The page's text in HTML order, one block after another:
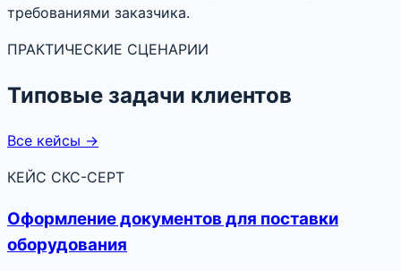
требованиями заказчика.
ПРАКТИЧЕСКИЕ СЦЕНАРИИ
Типовые задачи клиентов
Все кейсы →
КЕЙС СКС-СЕРТ
Оформление документов для поставки
оборудования